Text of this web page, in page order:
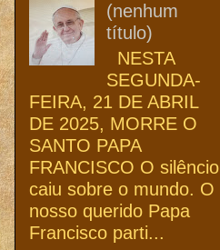
(nenhum
título)
NESTA
SEGUNDA-
FEIRA, 21 DE ABRIL
DE 2025, MORRE O
SANTO PAPA
FRANCISCO O silêncio
caiu sobre o mundo. O
nosso querido Papa
Francisco parti...